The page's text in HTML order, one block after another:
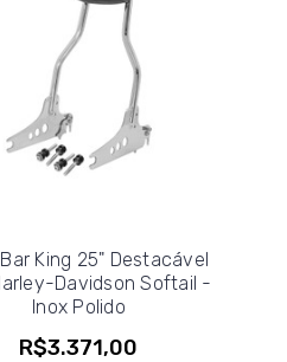
King 25" Destacável
Davidson Softail -
Inox Polido
R$3.371,00